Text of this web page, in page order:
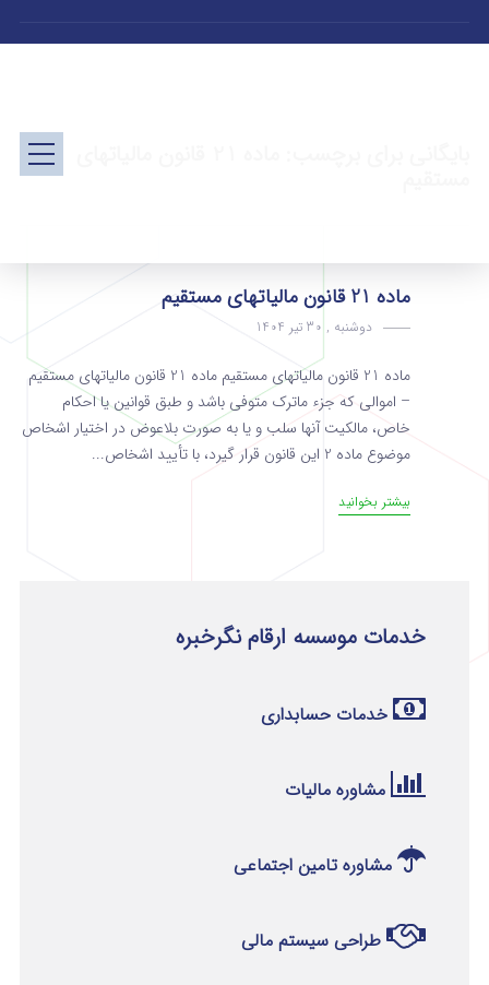
ماده 21 قانون مالیاتهای مستقیم
دوشنبه , 30 تیر 1404
ماده 21 قانون مالیاتهای مستقیم ماده 21 قانون مالیاتهای مستقیم
– اموالی که جزء ماترک متوفی باشد و طبق قوانین یا احکام
خاص، مالکیت آنها سلب و یا به صورت بلاعوض در اختیار ­اشخاص
موضوع ماده 2 این قانون قرار گیرد، با تأیید ­اشخاص...
بیشتر بخوانید
خدمات موسسه ارقام نگرخبره
خدمات حسابداری
مشاوره مالیات
مشاوره تامین اجتماعی
طراحی سیستم مالی